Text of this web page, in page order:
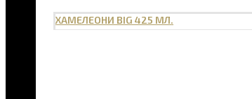
ХАМЕЛЕОНИ BIG 425 МЛ.